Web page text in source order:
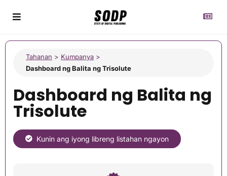
Tahanan > Kumpanya >
Dashboard ng Balita ng Trisolute
Dashboard ng Balita ng
Trisolute
Kunin ang iyong libreng listahan ngayon